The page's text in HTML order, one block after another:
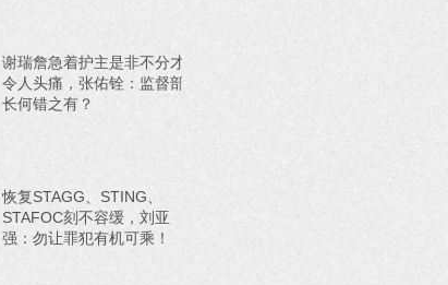
谢瑞詹急着护主是非不分才
令人头痛，张佑铨：监督部
长何错之有？
恢复STAGG、STING、
STAFOC刻不容缓，刘亚
强：勿让罪犯有机可乘！